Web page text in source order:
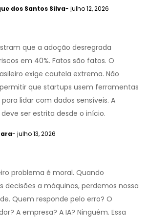
dos Santos Silva- julho 12, 2026
que a adoção desregrada
em 40%. Fatos são fatos. O
exige cautela extrema. Não
que startups usem ferramentas
lidar com dados sensíveis. A
ser estrita desde o início.
- julho 13, 2026
problema é moral. Quando
decisões a máquinas, perdemos nossa
Quem responde pelo erro? O
A empresa? A IA? Ninguém. Essa